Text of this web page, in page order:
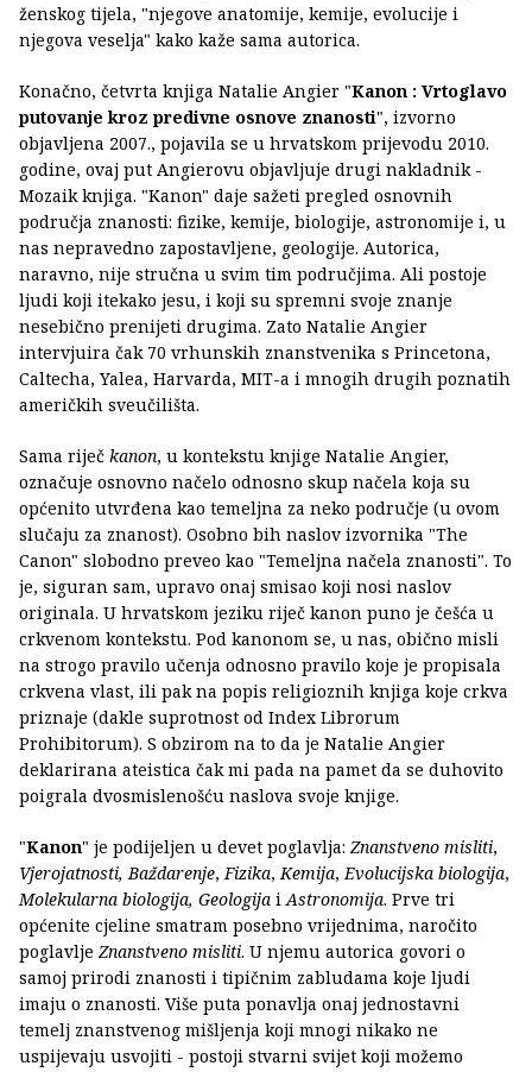
ženskog tijela, "njegove anatomije, kemije, evolucije i
njegova veselja" kako kaže sama autorica.
Konačno, četvrta knjiga Natalie Angier "Kanon : Vrtoglavo
putovanje kroz predivne osnove znanosti", izvorno
objavljena 2007., pojavila se u hrvatskom prijevodu 2010.
godine, ovaj put Angierovu objavljuje drugi nakladnik -
Mozaik knjiga. "Kanon" daje sažeti pregled osnovnih
područja znanosti: fizike, kemije, biologije, astronomije i, u
nas nepravedno zapostavljene, geologije. Autorica,
naravno, nije stručna u svim tim područjima. Ali postoje
ljudi koji itekako jesu, i koji su spremni svoje znanje
nesebično prenijeti drugima. Zato Natalie Angier
intervjuira čak 70 vrhunskih znanstvenika s Princetona,
Caltecha, Yalea, Harvarda, MIT-a i mnogih drugih poznatih
američkih sveučilišta.
Sama riječ kanon, u kontekstu knjige Natalie Angier,
označuje osnovno načelo odnosno skup načela koja su
općenito utvrđena kao temeljna za neko područje (u ovom
slučaju za znanost). Osobno bih naslov izvornika "The
Canon" slobodno preveo kao "Temeljna načela znanosti". To
je, siguran sam, upravo onaj smisao koji nosi naslov
originala. U hrvatskom jeziku riječ kanon puno je češća u
crkvenom kontekstu. Pod kanonom se, u nas, obično misli
na strogo pravilo učenja odnosno pravilo koje je propisala
crkvena vlast, ili pak na popis religioznih knjiga koje crkva
priznaje (dakle suprotnost od Index Librorum
Prohibitorum). S obzirom na to da je Natalie Angier
deklarirana ateistica čak mi pada na pamet da se duhovito
poigrala dvosmislenošću naslova svoje knjige.
"Kanon" je podijeljen u devet poglavlja: Znanstveno misliti,
Vjerojatnosti, Baždarenje, Fizika, Kemija, Evolucijska biologija,
Molekularna biologija, Geologija i Astronomija. Prve tri
općenite cjeline smatram posebno vrijednima, naročito
poglavlje Znanstveno misliti. U njemu autorica govori o
samoj prirodi znanosti i tipičnim zabludama koje ljudi
imaju o znanosti. Više puta ponavlja onaj jednostavni
temelj znanstvenog mišljenja koji mnogi nikako ne
uspijevaju usvojiti - postoji stvarni svijet koji možemo